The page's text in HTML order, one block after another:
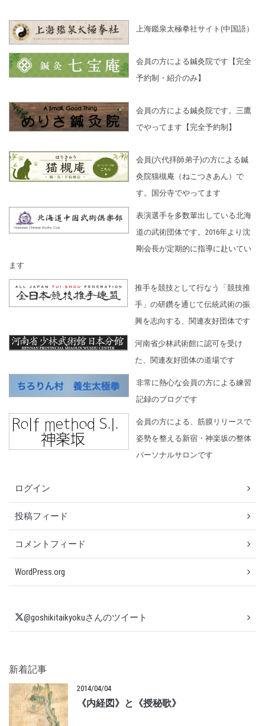
上海鑑泉太極拳社サイト(中国語）
会員の方による鍼灸院です【完全
予約制・紹介のみ】
会員の方による鍼灸院です。三鷹
でやってます【完全予約制】
会員(六代拝師弟子)の方による鍼
灸院猫槻庵（ねこつきあん）で
す。国分寺でやってます
表演選手を多数輩出している北海
道の武術団体です。2016年より沈
剛会長が定期的に指導に赴いてい
ます
推手を競技として行なう「競技推
手」の研鑽を通じて伝統武術の振
興を志向する、関連友好団体です
河南省少林武術館に認可を受け
た、関連友好団体の道場です
非常に熱心な会員の方による練習
記録のブログです
会員の方による、筋膜リリースで
姿勢を整える新宿・神楽坂の整体
パーソナルサロンです
ログイン
投稿フィード
コメントフィード
WordPress.org
@goshikitaikyokuさんのツイート
新着記事
2014/04/04
《内経図》と《授秘歌》